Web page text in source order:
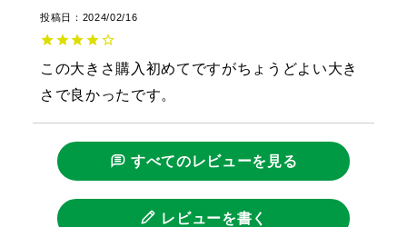
投稿日 2024/02/16
この大きさ購入初めてですがちょうどよい大き
さで良かったです。
すべてのレビューを見る
レビューを書く